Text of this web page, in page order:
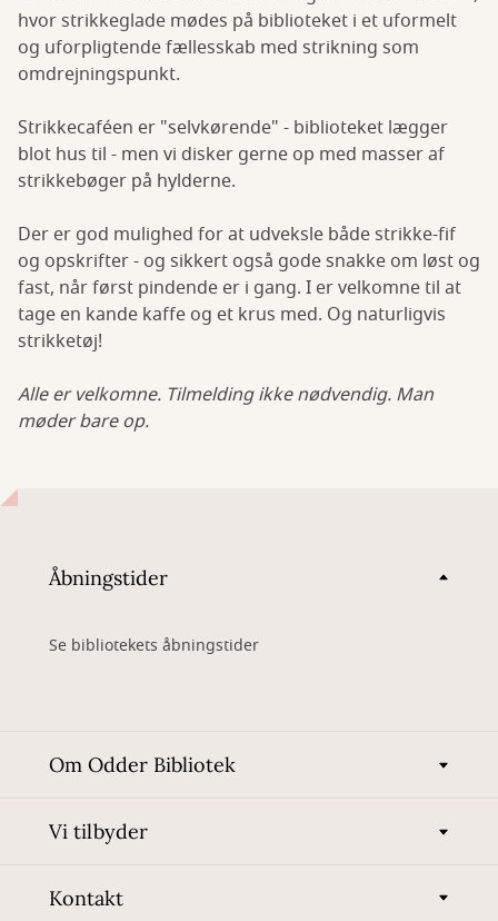
hvor strikkeglade mødes på biblioteket i et uformelt
og uforpligtende fællesskab med strikning som
omdrejningspunkt.
Strikkecaféen er "selvkørende" - biblioteket lægger
blot hus til - men vi disker gerne op med masser af
strikkebøger på hylderne.
Der er god mulighed for at udveksle både strikke-fif
og opskrifter - og sikkert også gode snakke om løst og
fast, når først pindende er i gang. I er velkomne til at
tage en kande kaffe og et krus med. Og naturligvis
strikketøj!
Alle er velkomne. Tilmelding ikke nødvendig. Man
møder bare op.
Åbningstider
Se bibliotekets åbningstider
Om Odder Bibliotek
Vi tilbyder
Kontakt